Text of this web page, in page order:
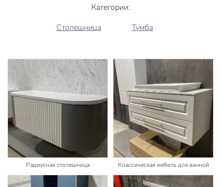
Категории:
Столешница
Тумба
Радиусная столешница Классическая мебель для ванной